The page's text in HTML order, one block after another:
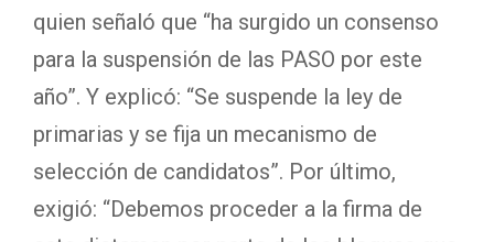
quien señaló que “ha surgido un consenso
para la suspensión de las PASO por este
año”. Y explicó: “Se suspende la ley de
primarias y se fija un mecanismo de
selección de candidatos”. Por último,
exigió: “Debemos proceder a la firma de